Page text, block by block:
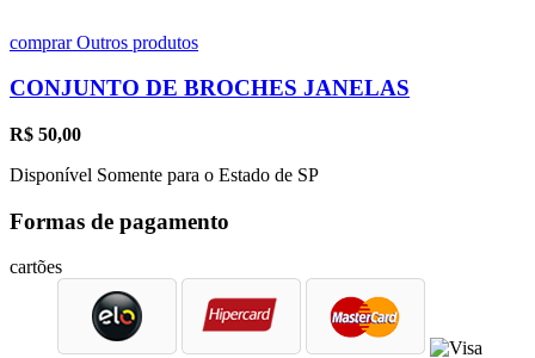
comprarOutros produtos
CONJUNTO DE BROCHES JANELAS
R$ 50,00
Disponível Somente para o Estado de SP
Formas de pagamento
cartões